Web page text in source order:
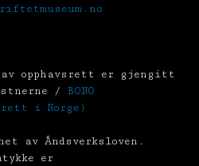
opphavsrett er gjengitt
/ BONO
i Norge)
av Åndsverksloven.
er